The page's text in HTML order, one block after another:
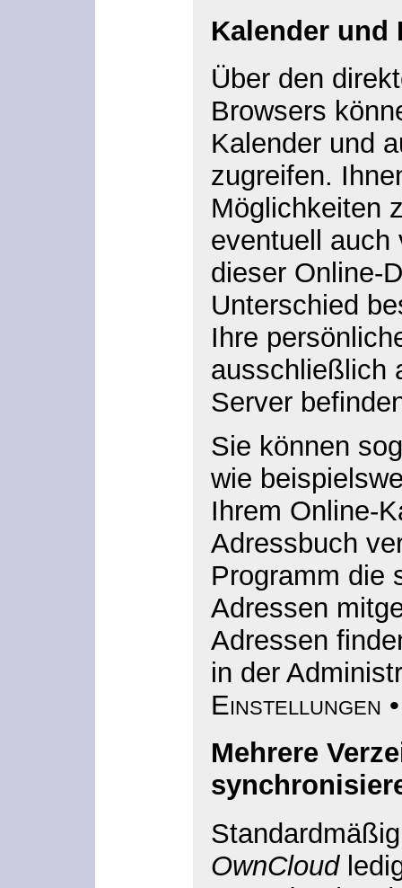
Kalender und
Über den
Browsers
Kalender und
zugreifen.
Möglichkeiten
eventuell auch
dieser Online-
Unterschied
Ihre
ausschließlich
Server
Sie können
wie
Ihrem Online-
Adressbuch
Programm die
Adressen
Adressen
in der
Einstellungen
Mehrere
OwnCloud